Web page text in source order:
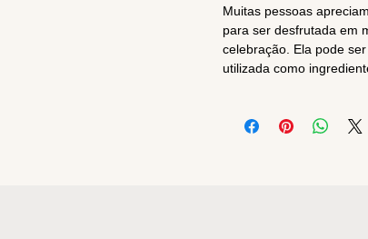
Muitas pessoas
para ser desfrutada em
celebração. Ela pode
utilizada como